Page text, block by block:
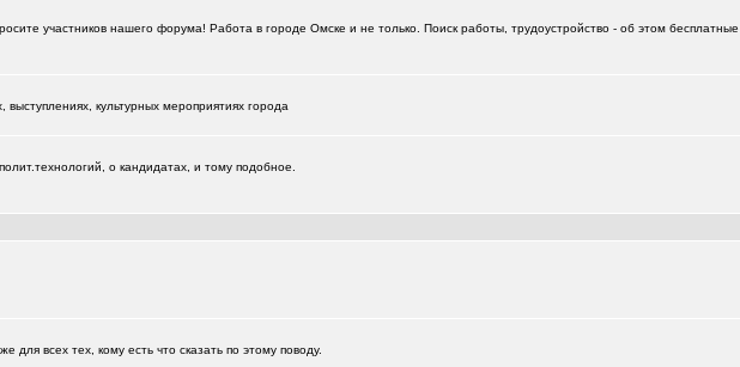
уже в Омске(cherms) +18729
участников нашего форума! Работа в городе Омске и не только. Поиск работы, трудоустройство - об этом
культурных мероприятиях города
о кандидатах, и тому подобное.
для всех тех, кому есть что сказать по этому поводу.